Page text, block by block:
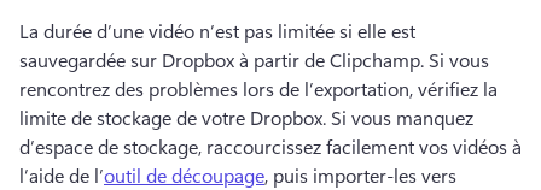
La durée d’une vidéo n’est pas limitée si elle est
sauvegardée sur Dropbox à partir de Clipchamp. Si vous
rencontrez des problèmes lors de l’exportation, vérifiez la
limite de stockage de votre Dropbox. Si vous manquez
d’espace de stockage, raccourcissez facilement vos vidéos à
l’aide de l’outil de découpage, puis importer-les vers